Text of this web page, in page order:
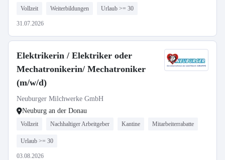
Vollzeit Weiterbildungen Urlaub >= 30
31.07.2026
Elektrikerin / Elektriker oder
Mechatronikerin/ Mechatroniker
(m/w/d)
Neuburger Milchwerke GmbH
Neuburg an der Donau
Vollzeit Nachhaltiger Arbeitgeber Kantine Mitarbeiterrabatte
Urlaub >= 30
03.08.2026